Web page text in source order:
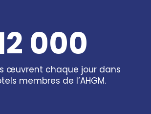
000
œuvrent chaque jour dans
membres de l’AHGM.